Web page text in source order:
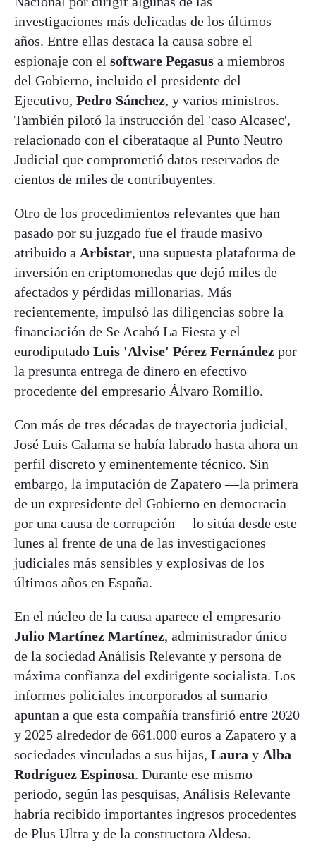
investigaciones más delicadas de los últimos
años. Entre ellas destaca la causa sobre el
espionaje con el software Pegasus a miembros
del Gobierno, incluido el presidente del
Ejecutivo, Pedro Sánchez, y varios ministros.
También pilotó la instrucción del 'caso Alcasec',
relacionado con el ciberataque al Punto Neutro
Judicial que comprometió datos reservados de
cientos de miles de contribuyentes.
Otro de los procedimientos relevantes que han
pasado por su juzgado fue el fraude masivo
atribuido a Arbistar, una supuesta plataforma de
inversión en criptomonedas que dejó miles de
afectados y pérdidas millonarias. Más
recientemente, impulsó las diligencias sobre la
financiación de Se Acabó La Fiesta y el
eurodiputado Luis 'Alvise' Pérez Fernández por
la presunta entrega de dinero en efectivo
procedente del empresario Álvaro Romillo.
Con más de tres décadas de trayectoria judicial,
José Luis Calama se había labrado hasta ahora un
perfil discreto y eminentemente técnico. Sin
embargo, la imputación de Zapatero —la primera
de un expresidente del Gobierno en democracia
por una causa de corrupción— lo sitúa desde este
lunes al frente de una de las investigaciones
judiciales más sensibles y explosivas de los
últimos años en España.
En el núcleo de la causa aparece el empresario
Julio Martínez Martínez, administrador único
de la sociedad Análisis Relevante y persona de
máxima confianza del exdirigente socialista. Los
informes policiales incorporados al sumario
apuntan a que esta compañía transfirió entre 2020
y 2025 alrededor de 661.000 euros a Zapatero y a
sociedades vinculadas a sus hijas, Laura y Alba
Rodríguez Espinosa. Durante ese mismo
periodo, según las pesquisas, Análisis Relevante
habría recibido importantes ingresos procedentes
de Plus Ultra y de la constructora Aldesa.